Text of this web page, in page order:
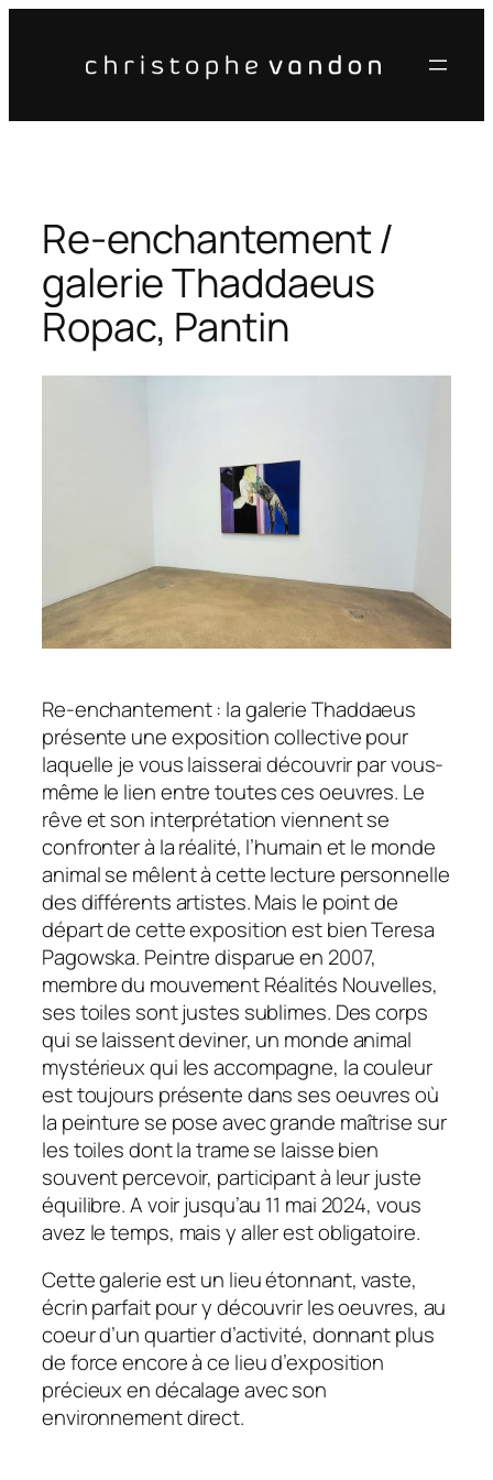
contenu
Re-enchantement /
galerie Thaddaeus
Ropac, Pantin
Re-enchantement : la galerie Thaddaeus
présente une exposition collective pour
laquelle je vous laisserai découvrir par vous-
même le lien entre toutes ces oeuvres. Le
rêve et son interprétation viennent se
confronter à la réalité, l’humain et le monde
animal se mêlent à cette lecture personnelle
des différents artistes. Mais le point de
départ de cette exposition est bien Teresa
Pagowska. Peintre disparue en 2007,
membre du mouvement Réalités Nouvelles,
ses toiles sont justes sublimes. Des corps
qui se laissent deviner, un monde animal
mystérieux qui les accompagne, la couleur
est toujours présente dans ses oeuvres où
la peinture se pose avec grande maîtrise sur
les toiles dont la trame se laisse bien
souvent percevoir, participant à leur juste
équilibre. A voir jusqu’au 11 mai 2024, vous
avez le temps, mais y aller est obligatoire.
Cette galerie est un lieu étonnant, vaste,
écrin parfait pour y découvrir les oeuvres, au
coeur d’un quartier d’activité, donnant plus
de force encore à ce lieu d’exposition
précieux en décalage avec son
environnement direct.